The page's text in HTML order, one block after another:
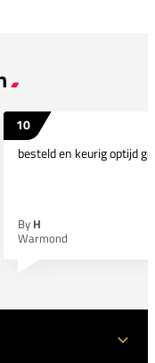
10
besteld en keurig optijd
By H
Warmond